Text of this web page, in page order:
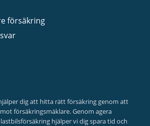
försäkring
dig att hitta rätt försäkring genom att
försäkringsmäklare. Genom agera
hjälper vi dig spara tid och